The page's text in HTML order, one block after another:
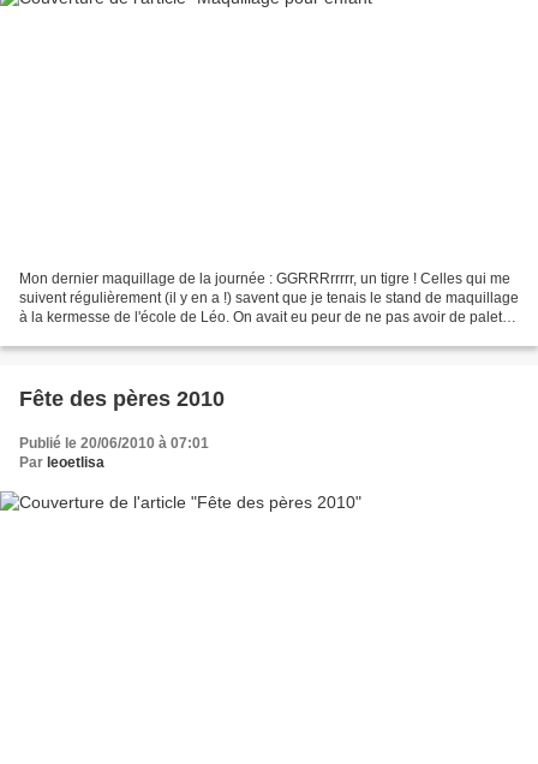
Mon dernier maquillage de la journée : GGRRRrrrrr, un tigre ! Celles qui me
suivent régulièrement (il y en a !) savent que je tenais le stand de maquillage
à la kermesse de l'école de Léo. On avait eu peur de ne pas avoir de palette
Fête des pères 2010
Publié le 20/06/2010 à 07:01
Par leoetlisa